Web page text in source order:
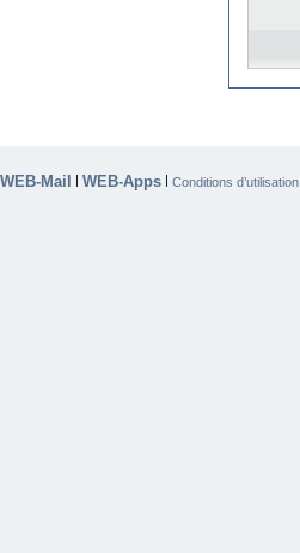
WEB-Mail WEB-Apps Conditions d’utilisation